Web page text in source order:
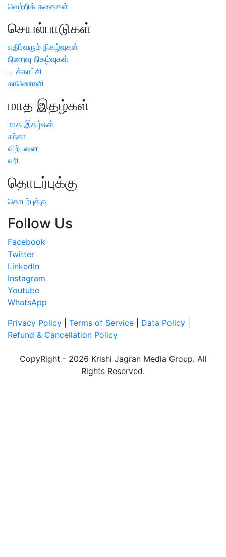
வெற்றிக் கதைகள்
செயல்பாடுகள்
எதிர்வரும் நிகழ்வுகள்
நிறைவு நிகழ்வுகள்
படக்காட்சி
காணொளி
மாத இதழ்கள்
மாத இதழ்கள்
சந்தா
விற்பனை
வரி
தொடர்புக்கு
தொடர்புக்கு
Follow Us
Facebook
Twitter
LinkedIn
Instagram
Youtube
WhatsApp
Privacy Policy
Terms of Service Data Policy
Refund & Cancellation Policy
CopyRight - 2026 Krishi Jagran Media Group. All
Rights Reserved.